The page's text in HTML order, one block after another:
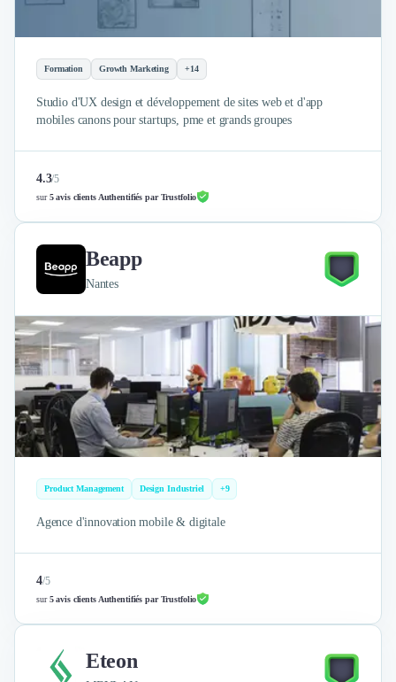
Formation Growth Marketing +14
Studio d'UX design et développement de sites web et d'app
mobiles canons pour startups, pme et grands groupes
4.3/5
sur5 avis clients Authentifiés par Trustfolio
Beapp
Nantes
Product Management Design Industriel +9
Agence d'innovation mobile & digitale
4/5
sur5 avis clients Authentifiés par Trustfolio
Eteon